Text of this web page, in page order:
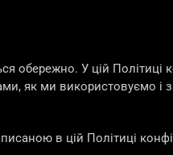
обережно. У цій Політиці
як ми використовуємо
в цій Політиці